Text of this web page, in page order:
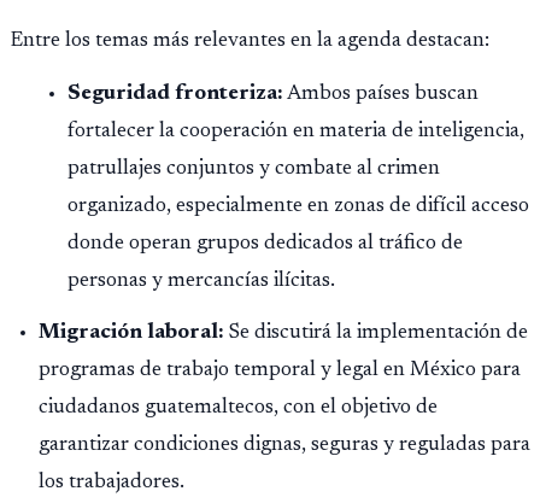
Entre los temas más relevantes en la agenda destacan:
Seguridad fronteriza: Ambos países buscan
fortalecer la cooperación en materia de inteligencia,
patrullajes conjuntos y combate al crimen
organizado, especialmente en zonas de difícil acceso
donde operan grupos dedicados al tráfico de
personas y mercancías ilícitas.
Migración laboral: Se discutirá la implementación de
programas de trabajo temporal y legal en México para
ciudadanos guatemaltecos, con el objetivo de
garantizar condiciones dignas, seguras y reguladas para
los trabajadores.